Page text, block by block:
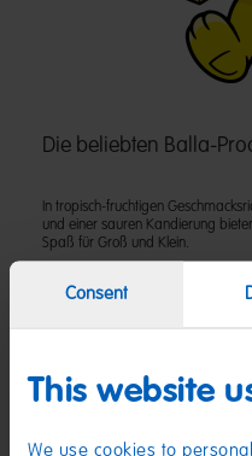
Consent
This website
We use cookies to
Die beliebten Balla-
In tropisch-fruchtigen
und einer sauren Kandierung
Spaß für Groß und Klein.
WEIZENSTÄRKE;
Emulgatoren: Mono- und
Säureregulatoren: